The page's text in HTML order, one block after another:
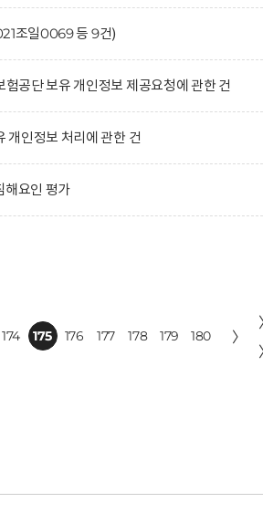
조일0069 등 9건)
공단 보유 개인정보 제공요청에 관한 건
개인정보 처리에 관한 건
해요인 평가
174 175 176 177 178 179 180 〉